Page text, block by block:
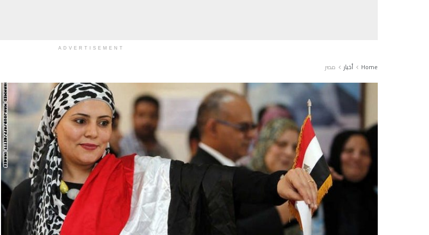
ADVERTISEMENT
Home أخبار مصر